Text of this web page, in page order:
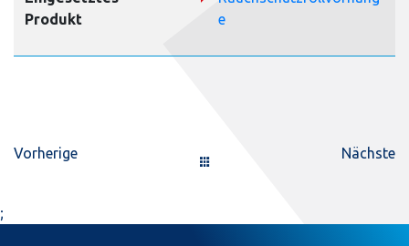
Produkt
e
Vorherige Nächste
;